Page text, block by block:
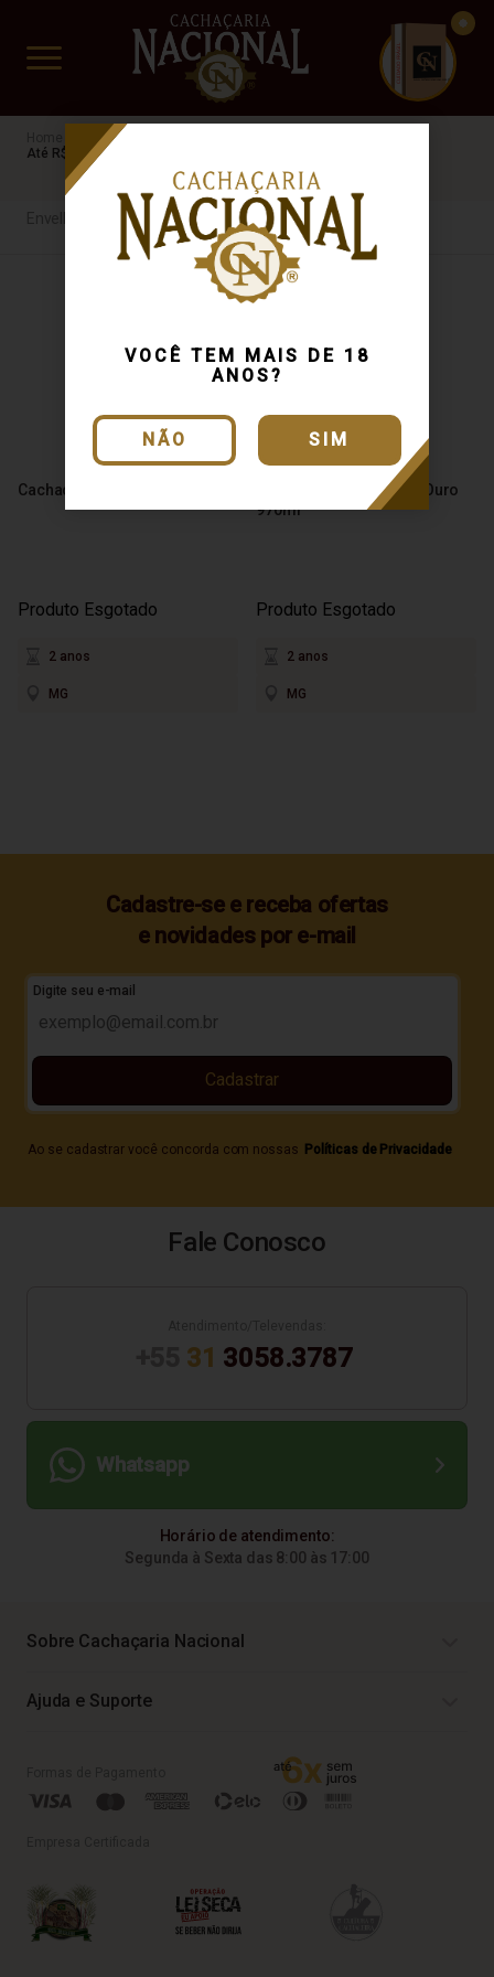
VOCÊ TEM MAIS DE 18
ANOS?
NÃO SIM
www.cachacarianacional.com.br
CUIDADO FRÁGIL
Cachaça
Até R$40
Cachaça Paraiso Ouro 700ml
Produto Esgotado
2 anos
MG
Cachaça João Mendes Ouro
970ml
Produto Esgotado
2 anos
MG
Cadastre-se e receba ofertas
e novidades por e-mail
Digite seu e-mail
Ao se cadastrar você concorda com nossas Políticas de Privacidade
Cadastrar
Fale Conosco
31 3058.3787
Whatsapp
Horário de atendimento:
Segunda à Sexta das 8:00 às 17:00
Sobre Cachaçaria Nacional
Ajuda e Suporte